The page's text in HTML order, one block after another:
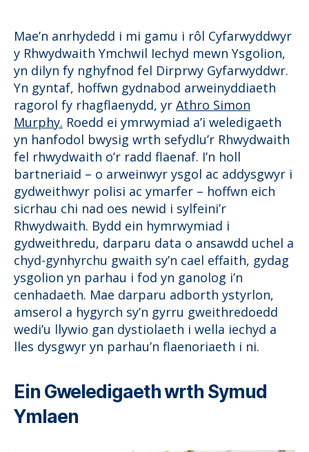
Mae’n anrhydedd i mi gamu i rôl Cyfarwyddwyr
y Rhwydwaith Ymchwil Iechyd mewn Ysgolion,
yn dilyn fy nghyfnod fel Dirprwy Gyfarwyddwr.
Yn gyntaf, hoffwn gydnabod arweinyddiaeth
ragorol fy rhagflaenydd, yr Athro Simon
Murphy. Roedd ei ymrwymiad a’i weledigaeth
yn hanfodol bwysig wrth sefydlu’r Rhwydwaith
fel rhwydwaith o’r radd flaenaf. I’n holl
bartneriaid – o arweinwyr ysgol ac addysgwyr i
gydweithwyr polisi ac ymarfer – hoffwn eich
sicrhau chi nad oes newid i sylfeini’r
Rhwydwaith. Bydd ein hymrwymiad i
gydweithredu, darparu data o ansawdd uchel a
chyd-gynhyrchu gwaith sy’n cael effaith, gydag
ysgolion yn parhau i fod yn ganolog i’n
cenhadaeth. Mae darparu adborth ystyrlon,
amserol a hygyrch sy’n gyrru gweithredoedd
wedi’u llywio gan dystiolaeth i wella iechyd a
lles dysgwyr yn parhau’n flaenoriaeth i ni.
Ein Gweledigaeth wrth Symud
Ymlaen